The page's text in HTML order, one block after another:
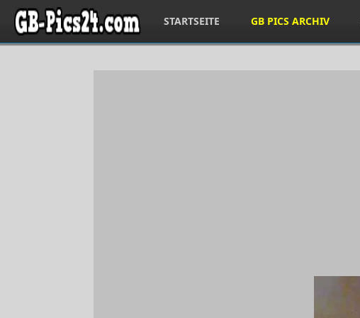
STARTSEITE GB PICS ARCHIV